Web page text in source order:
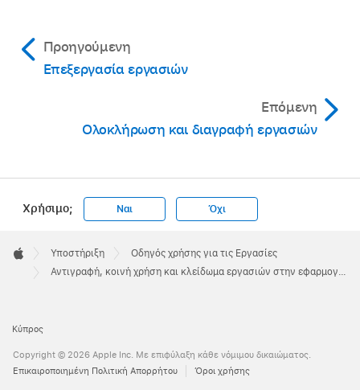
Προηγούμενη
Επεξεργασία εργασιών
Επόμενη
Ολοκλήρωση και διαγραφή εργασιών
Χρήσιμο; Ναι Όχι
Footer

Apple
Υποστήριξη
Οδηγός χρήσης για τις Εργασίες
Αντιγραφή, κοινή χρήση και κλείδωμα εργασιών στην εφαρμογή Εργασίες
Κύπρος
Copyright © 2026 Apple Inc. Με επιφύλαξη κάθε νόμιμου δικαιώματος.
Eπικαιροποιημένη Πολιτική Απορρήτου
Όροι χρήσης